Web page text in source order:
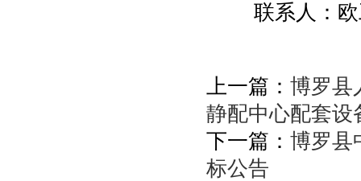
联系人： 欧
上一篇： 博罗县
静配中心配套设
下一篇： 博罗县
标公告